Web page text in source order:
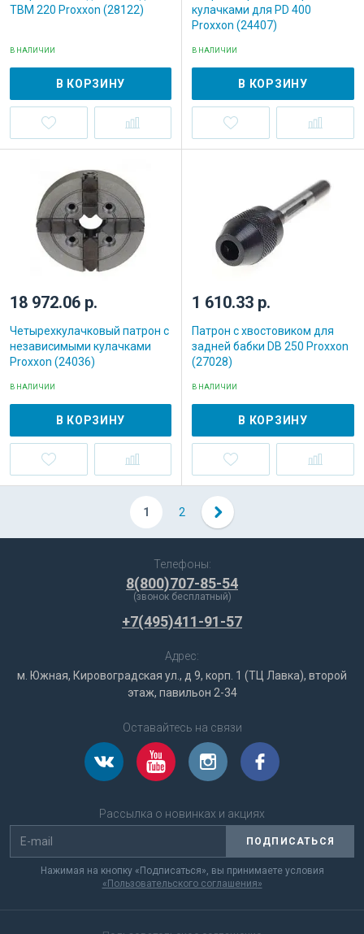
TBM 220 Proxxon (28122)
В НАЛИЧИИ
В КОРЗИНУ
кулачками для PD 400
Proxxon (24407)
В НАЛИЧИИ
В КОРЗИНУ
18 972.06 р.
Четырехкулачковый патрон с
независимыми кулачками
Proxxon (24036)
В НАЛИЧИИ
В КОРЗИНУ
1 610.33 р.
Патрон с хвостовиком для
задней бабки DB 250 Proxxon
(27028)
В НАЛИЧИИ
В КОРЗИНУ
1 2
Телефоны:
8(800)707-85-54
(звонок бесплатный)
+7(495)411-91-57
Адрес:
м. Южная, Кировоградская ул., д 9, корп. 1 (ТЦ Лавка), второй
этаж, павильон 2-34
Оставайтесь на связи
Рассылка о новинках и акциях
ПОДПИСАТЬСЯ
Нажимая на кнопку «Подписаться», вы принимаете условия
«Пользовательского соглашения»